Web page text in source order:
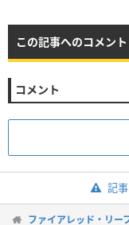
この記事へのコメント
コメント
記
ファイアレッド・リー